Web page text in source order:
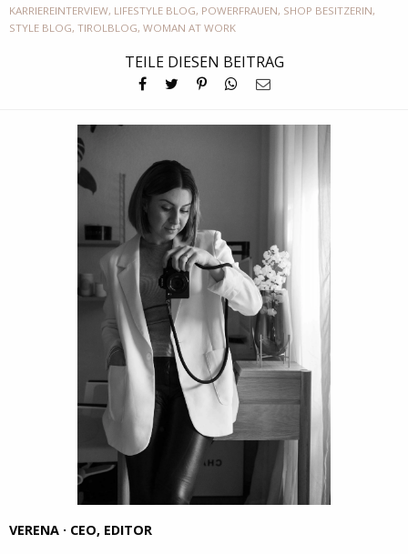
KARRIEREINTERVIEW, LIFESTYLE BLOG, POWERFRAUEN, SHOP BESITZERIN,
STYLE BLOG, TIROLBLOG, WOMAN AT WORK
TEILE DIESEN BEITRAG
VERENA · CEO, EDITOR